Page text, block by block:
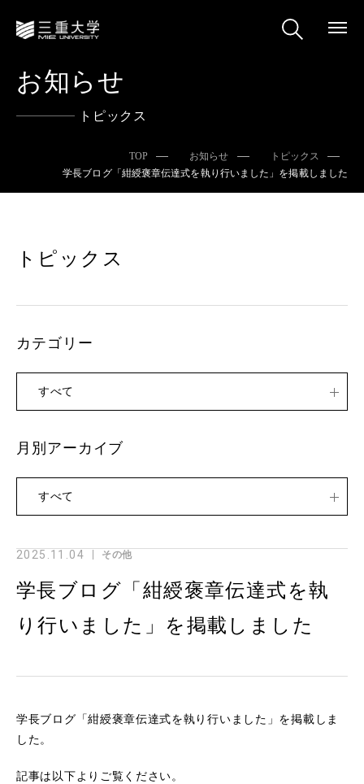
お知らせ
トピックス
TOP お知らせ
トピックス
学長ブログ「紺綬褒章伝達式を執り行いました」を掲載しました
2025.11.04 その他
学長ブログ「紺綬褒章伝達式を執
り行いました」を掲載しました
学長ブログ「紺綬褒章伝達式を執り行いました」を掲載しま
した。
記事は以下よりご覧ください。
トピックス
カテゴリー
すべて
月別アーカイブ
すべて